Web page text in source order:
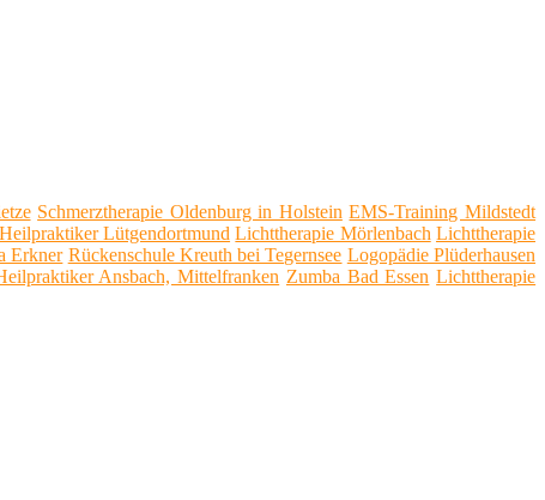
Schmerztherapie Oldenburg in Holstein EMS-Training Mildstedt
Lütgendortmund Lichttherapie Mörlenbach Lichttherapie
Erkner Rückenschule Kreuth bei Tegernsee Logopädie Plüderhausen
Ansbach, Mittelfranken Zumba Bad Essen Lichttherapie